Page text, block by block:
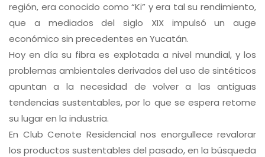
región, era conocido como “Ki” y era tal su rendimiento,
que a mediados del siglo XIX impulsó un auge
económico sin precedentes en Yucatán.
Hoy en día su fibra es explotada a nivel mundial, y los
problemas ambientales derivados del uso de sintéticos
apuntan a la necesidad de volver a las antiguas
tendencias sustentables, por lo que se espera retome
su lugar en la industria.
En Club Cenote Residencial nos enorgullece revalorar
los productos sustentables del pasado, en la búsqueda